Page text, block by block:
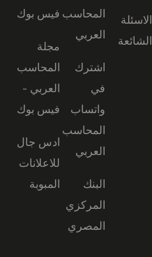
الاسئلة
الشائعة
المحاسب
العربي
اشترك
في
واتساب
المحاسب
العربي
البنك
المركزي
المصري
فيس بوك
مجلة
المحاسب
العربي -
فيس بوك
ادس جال
للاعلانات
المبوبة